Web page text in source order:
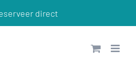
direct